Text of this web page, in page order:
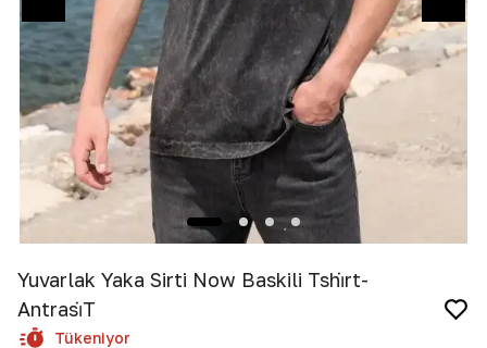
Yuvarlak Yaka Sirti Now Baskili Tshi̇rt-
Antrasi̇T
Tükeniyor